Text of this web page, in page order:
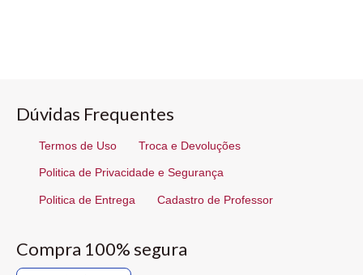
Dúvidas Frequentes
Termos de Uso Troca e Devoluções
Politica de Privacidade e Segurança
Politica de Entrega Cadastro de Professor
Compra 100% segura